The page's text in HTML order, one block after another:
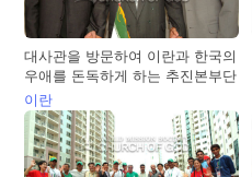
대사관을 방문하여 이란과 한국의
우애를 돈독하게 하는 추진본부단
이란